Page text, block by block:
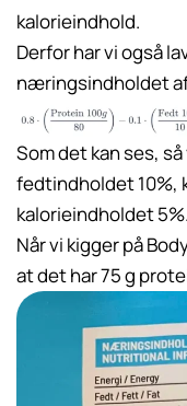
kalorieindhold.
Derfor har vi også
næringsindholdet
Som det kan ses,
fedtindholdet 10%,
kalorieindholdet 5%.
Når vi kigger på
at det har 75 g